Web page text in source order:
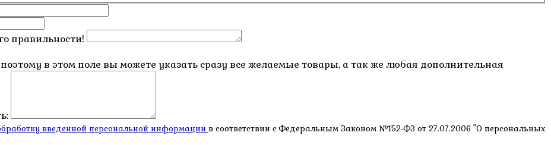
правильности!
в этом поле вы можете указать сразу все желаемые товары, а так же любая дополнительная
введенной персональной информации в соответствии с Федеральным Законом №152-ФЗ от 27.07.2006 "О персональных